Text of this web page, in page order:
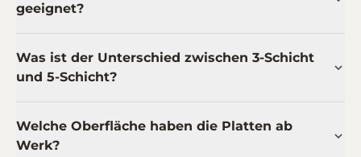
geeignet?
Was ist der Unterschied zwischen 3-Schicht
und 5-Schicht?
Welche Oberfläche haben die Platten ab
Werk?